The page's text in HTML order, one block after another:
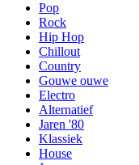
Pop
Rock
Hip Hop
Chillout
Country
Gouwe ouwe
Electro
Alternatief
Jaren '80
Klassiek
House